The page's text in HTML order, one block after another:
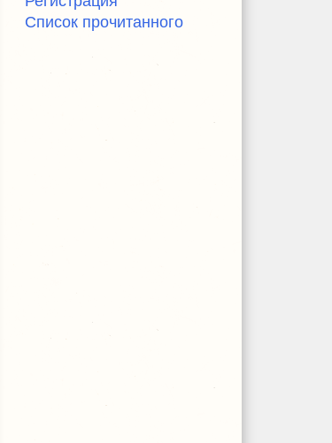
Список прочитанного